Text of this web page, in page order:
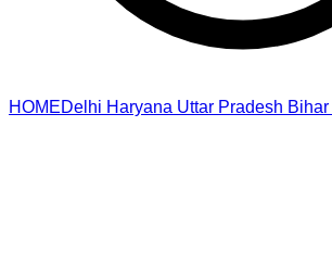
HOMEDelhi Haryana Uttar Pradesh Bihar